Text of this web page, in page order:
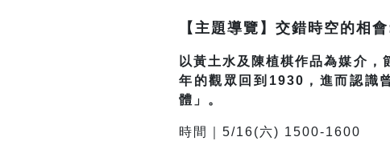
【主題導覽】交錯時空的相
以黃土水及陳植棋作品為媒介
年的觀眾回到1930，進而認識
體」。
時間｜5/16(六) 1500-1600